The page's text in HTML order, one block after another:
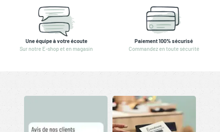
Une équipe à votre écoute
Sur notre E-shop et en magasin
Paiement 100% sécurisé
Commandez en toute sécurité